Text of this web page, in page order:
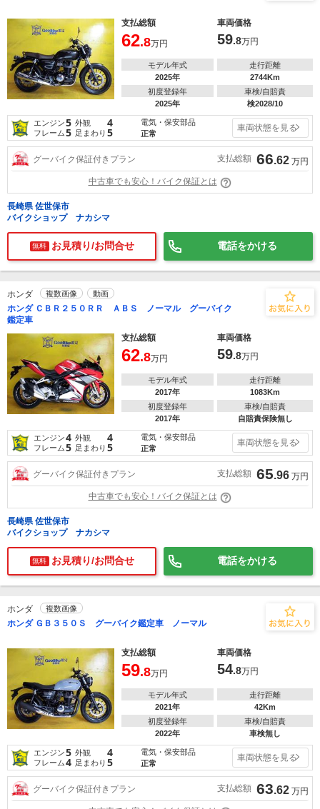
支払総額 車両価格
62.8万円 59.8万円
モデル年式
2025年
走行距離
2744Km
初度登録年
2025年
車検/自賠責
検2028/10
エンジン5 外観 4
フレーム5 足まわり 5
電気・保安部品
正常
車両状態を見る
グーバイク保証付きプラン 支払総額 66.62 万円
中古車でも安心！バイク保証とは
長崎県 佐世保市
バイクショップ ナカシマ
無料 お見積り/お問合せ 電話をかける
ホンダ 複数画像 動画
ホンダ ＣＢＲ２５０ＲＲ ＡＢＳ ノーマル グーバイク
鑑定車
支払総額
車両価格
62.8万円 59.8万円
モデル年式
2017年
走行距離
1083Km
初度登録年
2017年
車検/自賠責
自賠責保険無し
エンジン4 外観 4
フレーム5 足まわり 5
電気・保安部品
正常
車両状態を見る
グーバイク保証付きプラン 支払総額 65.96 万円
中古車でも安心！バイク保証とは
長崎県 佐世保市
バイクショップ ナカシマ
無料 お見積り/お問合せ 電話をかける
ホンダ 複数画像
ホンダ ＧＢ３５０Ｓ グーバイク鑑定車 ノーマル
支払総額 車両価格
59.8万円 54.8万円
モデル年式
2021年
走行距離
42Km
初度登録年
2022年
車検/自賠責
車検無し
エンジン5 外観 4
フレーム4 足まわり 5
電気・保安部品
正常
車両状態を見る
グーバイク保証付きプラン 支払総額 63.62 万円